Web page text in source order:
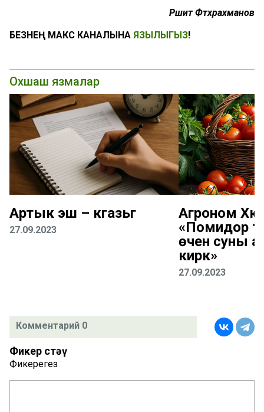
Рәшит Фәтхрахманов
БЕЗНЕҢ МАКС КАНАЛЫНА ЯЗЫЛЫГЫЗ!
Охшаш язмалар
Артык эш – кәгазьгә
27.09.2023
Агроном
«Помидор
өчен суны
кирәк»
27.09.2023
Комментарий 0
Фикер өстәү
Фикерегез